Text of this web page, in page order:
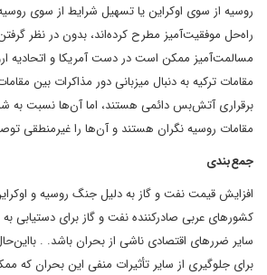
روسیه از سوی اوکراین یا تسهیل شرایط از سوی روسیه
راه‌حل موفقیت‌آمیز مطرح کرده‌اند، بدون در نظر
مسالمت‌آمیز ممکن است در دست آمریکا و اتحادیه
مقامات ترکیه به دنبال میزبانی دور مذاکرات بین
برقراری آتش‌بس دائمی هستند، اما آن‌ها نسبت به
مقامات روسیه نگران هستند و آن‌ها را غیرمنطقی
جمع‌بندی
افزایش قیمت نفت و گاز به دلیل جنگ روسیه و
کشورهای عربی صادرکننده نفت و گاز برای دستیابی
سایر ضررهای اقتصادی ناشی از بحران باشد. .
برای جلوگیری از سایر تأثیرات منفی این بحران که